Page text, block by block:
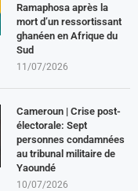
Ramaphosa après la
mort d’un ressortissant
ghanéen en Afrique du
Sud
11/07/2026
Cameroun | Crise post-
électorale: Sept
personnes condamnées
au tribunal militaire de
Yaoundé
10/07/2026